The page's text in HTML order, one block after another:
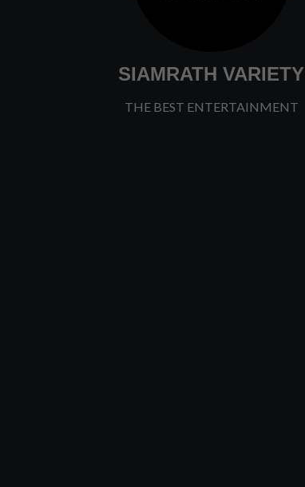
SIAMRATH VARIETY
THE BEST ENTERTAINMENT